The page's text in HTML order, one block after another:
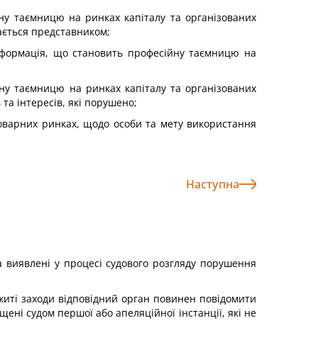
таємницю на ринках капіталу та організованих
представником;
що становить професійну таємницю на
таємницю на ринках капіталу та організованих
інтересів, які порушено;
ринках, щодо особи та мету використання
Наступна
у процесі судового розгляду порушення
заходи відповідний орган повинен повідомити
судом першої або апеляційної інстанції, які не